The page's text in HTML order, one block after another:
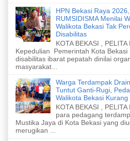
HPN Bekasi Raya
RUMSIDISMA Menilai
Walikota Bekasi Tak
Disabilitas
KOTA BEKASI , PELITA
Kepedulian Pemerintah Kota
disabilitas ibarat pepatah dinilai
masyarakat...
Warga Terdampak
Tuntut Ganti-Rugi,
Walikota Bekasi
KOTA BEKASI ,
para pedagang
Mustika Jaya di Kota Bekasi yang
merugikan ...